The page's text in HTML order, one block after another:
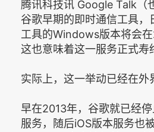
腾讯科技讯 Google Talk（
谷歌早期的即时通信工具，
工具的Windows版本将会在
这也意味着这一服务正式寿
实际上，这一举动已经在外
早在2013年，谷歌就已经
服务，随后iOS版本服务也